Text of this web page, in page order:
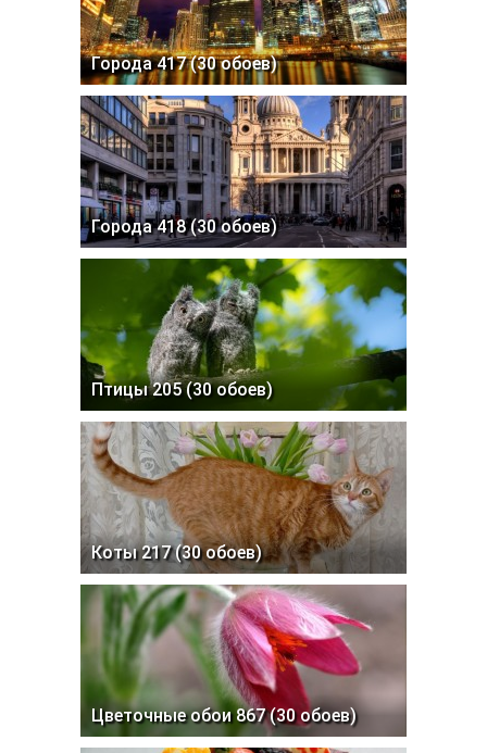
Города 417 (30 обоев)
Города 418 (30 обоев)
Птицы 205 (30 обоев)
Коты 217 (30 обоев)
Цветочные обои 867 (30 обоев)